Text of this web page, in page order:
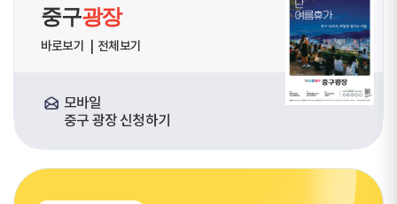
중구광장
바로보기 전체보기
모바일
중구 광장 신청하기